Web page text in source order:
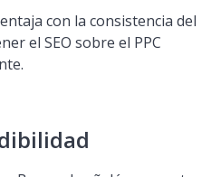
con la consistencia del
el SEO sobre el PPC